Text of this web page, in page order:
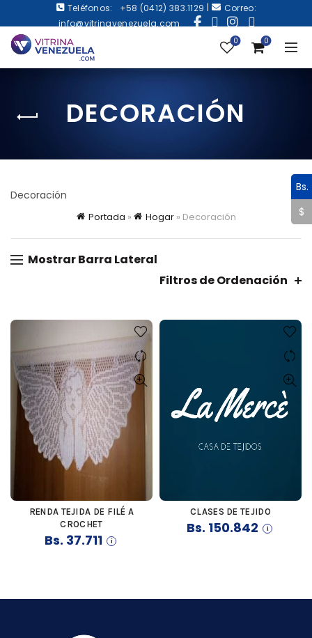
Teléfonos: +58 (0412) 383.1129 |
Correo:
info@vitrinavenezuela.com
0 0
DECORACIÓN
Decoración
Portada » Hogar» Decoración
Mostrar Barra Lateral
Filtros de Ordenación
COMPRAR
RENDA TEJIDA DE FILÉ A
CROCHET
Bs. 37.711
COMPRAR
CLASES DE TEJIDO
Bs. 150.842
Bs.
$